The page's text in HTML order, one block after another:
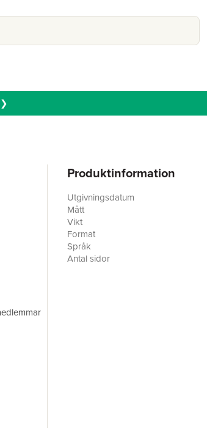
Produktinformation
Utgivningsdatum
Mått
Vikt
Format
Språk
Antal sidor